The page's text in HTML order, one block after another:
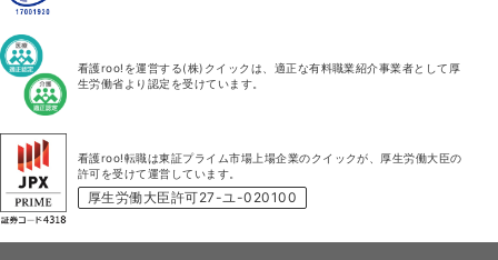
看護roo!を運営する(株)クイックは、適正な有料職業紹介事業者として厚
生労働省より認定を受けています。
看護roo!転職は東証プライム市場上場企業のクイックが、厚生労働大臣の
許可を受けて運営しています。
厚生労働大臣許可27-ユ-020100